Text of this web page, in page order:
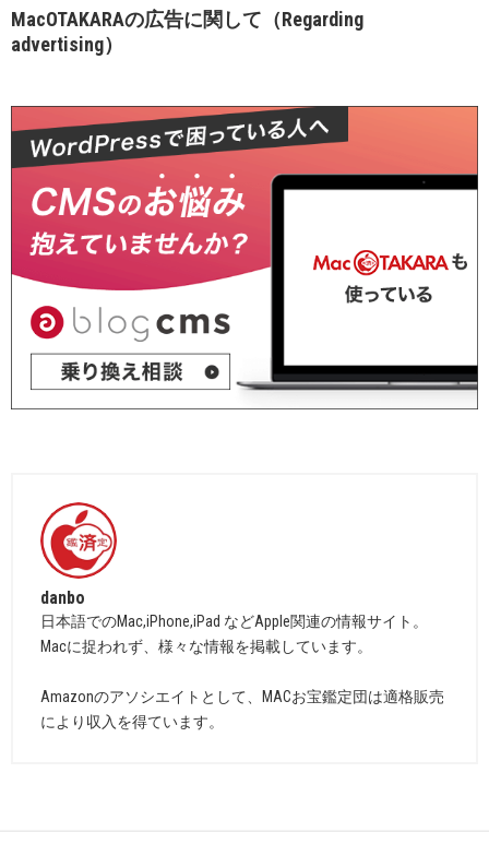
MacOTAKARAの広告に関して（Regarding
advertising）
danbo
日本語でのMac,iPhone,iPad などApple関連の情報サイト。
Macに捉われず、様々な情報を掲載しています。
Amazonのアソシエイトとして、MACお宝鑑定団は適格販売
により収入を得ています。